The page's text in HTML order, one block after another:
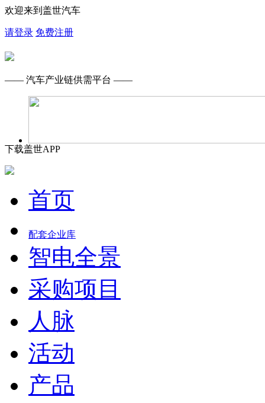
欢迎来到盖世汽车
请登录 免费注册
—— 汽车产业链供需平台 ——
下载盖世APP
首页
配套企业库
智电全景
采购项目
人脉
活动
产品